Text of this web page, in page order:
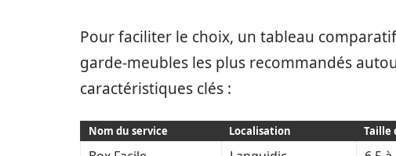
Pour faciliter le choix, un tableau
garde-meubles les plus recommandés
caractéristiques clés :
Nom du service Localisation Taille